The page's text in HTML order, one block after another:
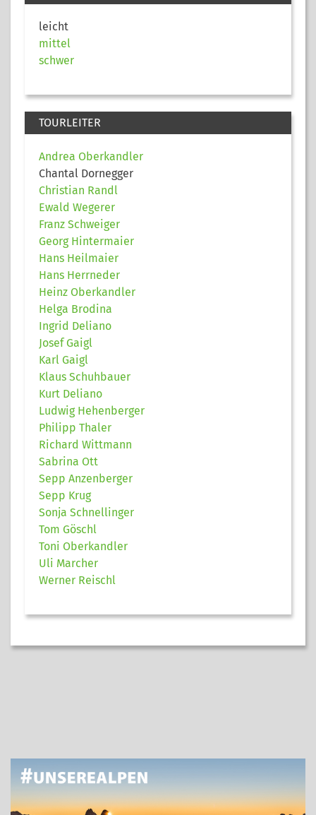
leicht
mittel
schwer
TOURLEITER
Andrea Oberkandler
Chantal Dornegger
Christian Randl
Ewald Wegerer
Franz Schweiger
Georg Hintermaier
Hans Heilmaier
Hans Herrneder
Heinz Oberkandler
Helga Brodina
Ingrid Deliano
Josef Gaigl
Karl Gaigl
Klaus Schuhbauer
Kurt Deliano
Ludwig Hehenberger
Philipp Thaler
Richard Wittmann
Sabrina Ott
Sepp Anzenberger
Sepp Krug
Sonja Schnellinger
Tom Göschl
Toni Oberkandler
Uli Marcher
Werner Reischl